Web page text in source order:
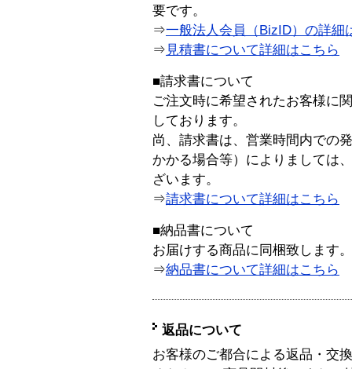
要です。
⇒一般法人会員（BizID）の詳細
⇒ 見積書について詳細はこちら
■請求書について
ご注文時に希望されたお客様に
しております。
尚、請求書は、営業時間内での
かかる場合等）によりましては
ざいます。
⇒請求書について詳細はこちら
■納品書について
お届けする商品に同梱致します。
⇒納品書について詳細はこちら
返品について
お客様のご都合による返品・交